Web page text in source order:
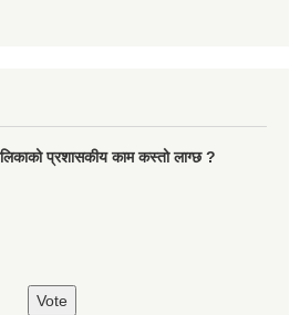
प्रशासकीय काम कस्तो लाग्छ ?